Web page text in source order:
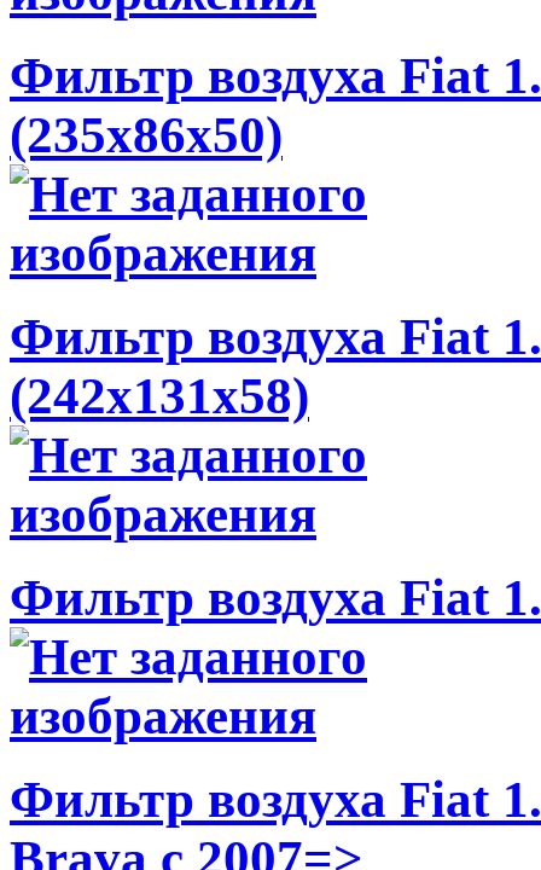
Фильтр воздуха Fiat
(235x86x50)
Фильтр воздуха Fiat
(242x131x58)
Фильтр воздуха Fiat
Фильтр воздуха Fiat
Brava c 2007=>